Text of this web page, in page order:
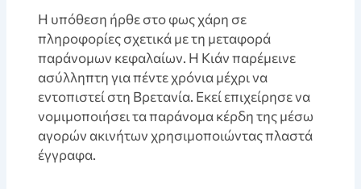
Η υπόθεση ήρθε στο φως χάρη σε
πληροφορίες σχετικά με τη μεταφορά
παράνομων κεφαλαίων. Η Κιάν παρέμεινε
ασύλληπτη για πέντε χρόνια μέχρι να
εντοπιστεί στη Βρετανία. Εκεί επιχείρησε να
νομιμοποιήσει τα παράνομα κέρδη της μέσω
αγορών ακινήτων χρησιμοποιώντας πλαστά
έγγραφα.